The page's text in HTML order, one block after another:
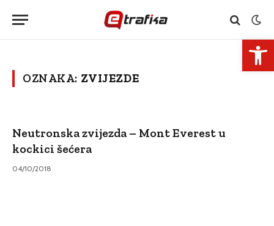
OZNAKA: ZVIJEZDE
Neutronska zvijezda – Mont Everest u
kockici šećera
04/10/2018